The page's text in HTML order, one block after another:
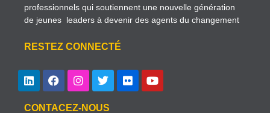
professionnels qui soutiennent une nouvelle génération
de jeunes leaders à devenir des agents du changement
RESTEZ CONNECTÉ
CONTACEZ-NOUS